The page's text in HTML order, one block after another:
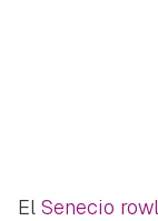
El Senecio